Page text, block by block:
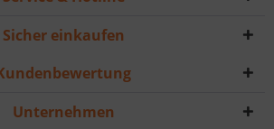
Sicher einkaufen
Unternehmen